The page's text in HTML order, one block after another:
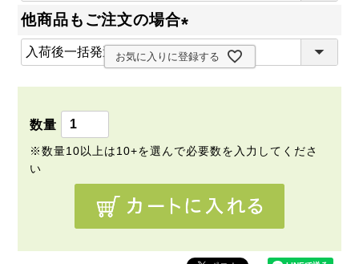
必
)
他商品もご注文の場合
(
必
お気に入りに登録する